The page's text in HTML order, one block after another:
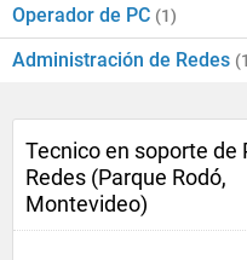
Operador de PC (1)
Administración de Redes
Tecnico en soporte de
Redes (Parque Rodó,
Montevideo)